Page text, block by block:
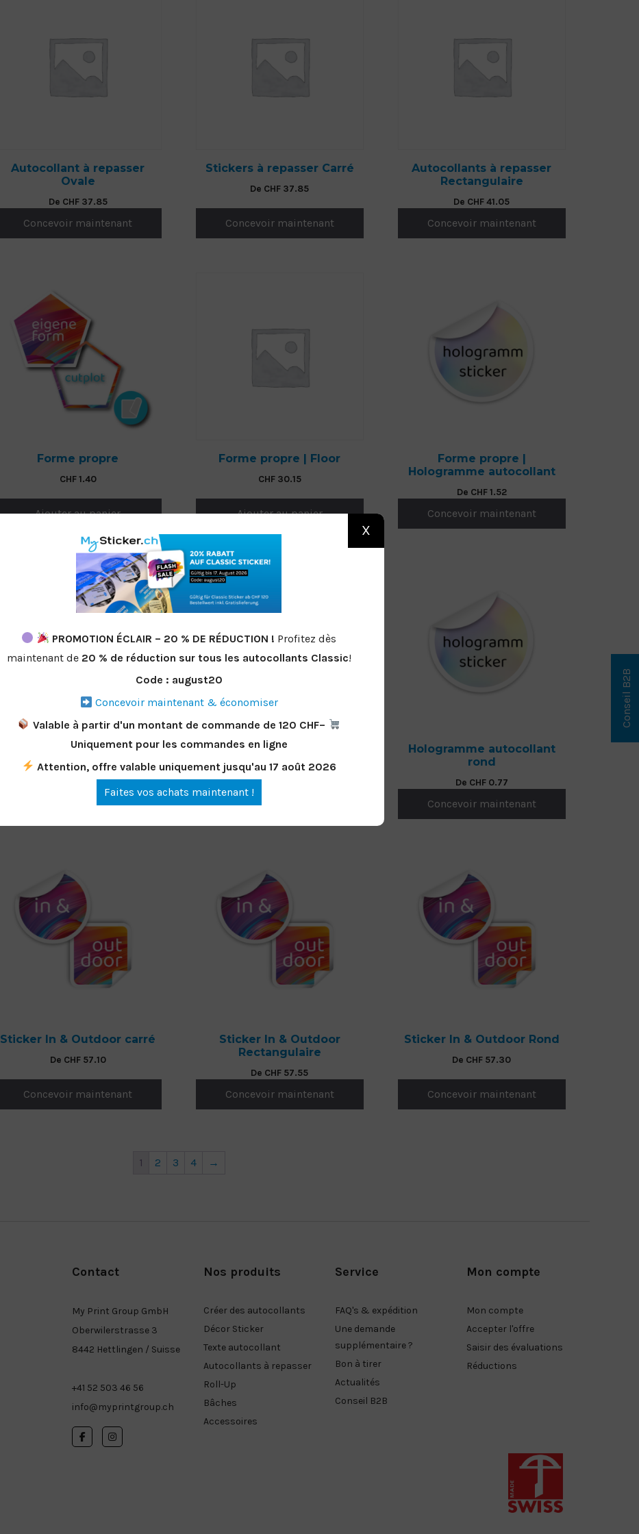
Autocollant à repasser
Ovale
De CHF37.85
Concevoir maintenant
Stickers à repasser Carré
De CHF 37.85
Concevoir maintenant
Autocollants à repasser
Rectangulaire
De CHF41.05
Concevoir maintenant
Forme propre
CHF1.40
Ajouter au panier
Forme propre | Floor
CHF30.15
Ajouter au panier
Forme propre |
Hologramme autocollant
De CHF1.52
Concevoir maintenant
Hologramme autocollant
carré
0.77
Concevoir maintenant
Hologramme autocollant
rectangulaire
De
Concevoir maintenant
Hologramme autocollant
rond
De CHF0.77
Concevoir maintenant
Sticker In & Outdoor carré
De CHF57.10
Concevoir maintenant
Sticker In & Outdoor
Rectangulaire
De CHF 57.55
Concevoir maintenant
Sticker In & Outdoor Rond
De CHF 57.30
Concevoir maintenant
1 2 3 4 →
Contact
My Print Group GmbH
Oberwilerstrasse 3
8442 Hettlingen / Suisse
+41 52 503 46 56
info@myprintgroup.ch
Nos produits
Créer des autocollants
Décor Sticker
Texte autocollant
Autocollants à repasser
Roll-Up
Bâches
Accessoires
Service
FAQ's & expédition
Une demande
supplémentaire ?
Bon à tirer
Actualités
Conseil B2B
Mon compte
Mon compte
Accepter l'offre
Saisir des évaluations
Réductions
X
PROMOTION ÉCLAIR – 20 % DE RÉDUCTION ! Profitez dès
maintenant de 20 % de réduction sur tous les autocollants Classic!
Code : august20
Concevoir maintenant & économiser
Valable à partir d'un montant de commande de 120 CHF–
Uniquement pour les commandes en ligne
Attention, offre valable uniquement jusqu'au 17 août 2026
Faites vos achats maintenant !
Conseil B2B